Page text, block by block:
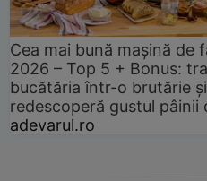
Cea mai bună mașină de
2026 – Top 5 + Bonus:
bucătăria într-o brutărie și
redescoperă gustul pâinii
adevarul.ro